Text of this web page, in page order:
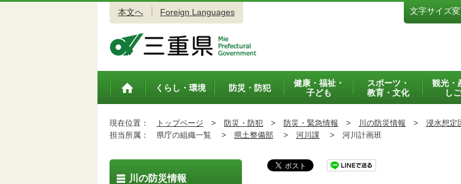
本文へ Foreign Languages 文字サイズ
トップペ
くらし・環境 防災・防犯
健康・福祉・
子ども
スポーツ・
教育・文化
観光・
し
現在位置： トップページ > 防災・防犯 > 防災・緊急情報 > 川の防災情報 > 浸水想定
担当所属：
県庁の組織一覧 > 県土整備部 > 河川課 > 河川計画班
川の防災情報